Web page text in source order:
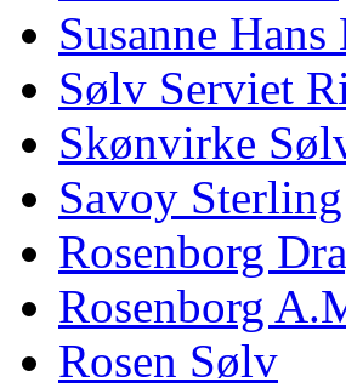
Susanne Hans
Sølv Serviet
Skønvirke
Savoy
Rosenborg
Rosenborg
Rosen Sølv